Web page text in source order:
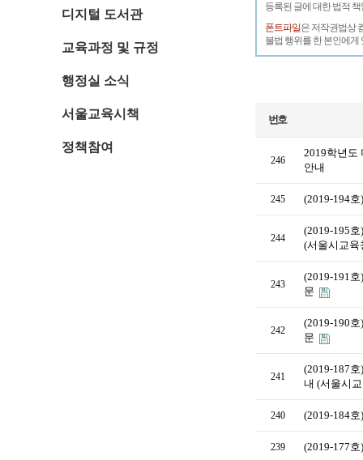
디지털 도서관
교육과정 및 규정
행정실 소식
서울교육시책
정책참여
등록된 글에 대한 법적
폰트파일은 저작권법상
불법 행위를 한 본인에게
번호
246
2019학년도
안내
245 (2019-194
244
(2019-195
(서울시교
243
(2019-191
문
242
(2019-190
문
241
(2019-187
내 (서울시
240 (2019-184
239 (2019-177